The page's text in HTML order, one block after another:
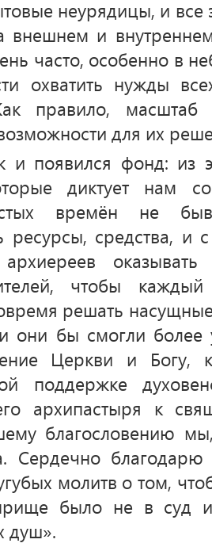
неурядицы, и все
внешнем и
часто, особенно в
охватить нужды
правило,
для их
и появился фонд: из
диктует нам
времён не
ресурсы, средства, и
архиереев
чтобы
решать
они бы смогли более
Церкви и Богу,
поддержке
архипастыря к
благословению
Сердечно
молитв о том,
было не в суд
душ».